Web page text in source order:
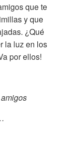
que te
y que
¿Qué
la luz en los
por ellos!